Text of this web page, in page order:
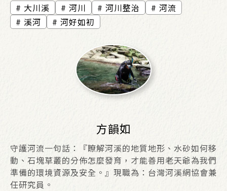
大川溪 河川 河川整治
河流
溪河
河好如初
方韻如
守護河流一句話：『瞭解河溪的地質地形、水砂如何移
動、石塊草叢的分佈怎麼發育，才能善用老天爺為我們
準備的環境資源及安全。』現職為：台灣河溪網協會兼
任研究員。